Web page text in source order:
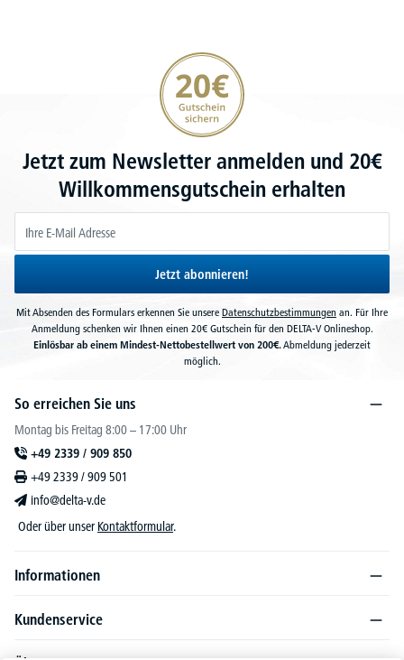
20€ Gutschein sichern
Jetzt zum Newsletter anmelden und 20€
Willkommensgutschein erhalten
Jetzt abonnieren!
Mit Absenden des Formulars erkennen Sie unsere Datenschutzbestimmungen an. Für Ihre
Anmeldung schenken wir Ihnen einen 20€ Gutschein für den DELTA-V Onlineshop.
Einlösbar ab einem Mindest-Nettobestellwert von 200€.Abmeldung jederzeit
möglich.
So erreichen Sie uns
Montag bis Freitag 8:00 – 17:00 Uhr
+49 2339 / 909 850
+49 2339 / 909 501
info@delta-v.de
Oder über unser Kontaktformular.
Informationen
Kundenservice